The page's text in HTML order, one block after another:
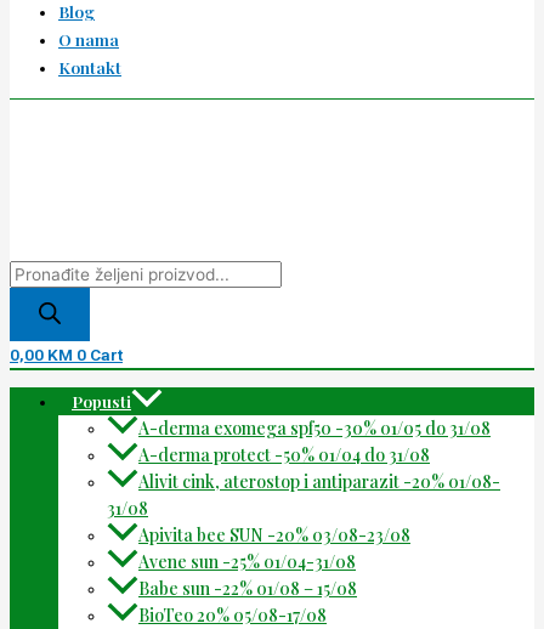
Blog
O nama
Kontakt
0,00 KM 0 Cart
Popusti
A-derma exomega spf50 -30% 01/05 do 31/08
A-derma protect -50% 01/04 do 31/08
Alivit cink, aterostop i antiparazit -20% 01/08-
31/08
Apivita bee SUN -20% 03/08-23/08
Avene sun -25% 01/04-31/08
Babe sun -22% 01/08 – 15/08
BioTeo 20% 05/08-17/08